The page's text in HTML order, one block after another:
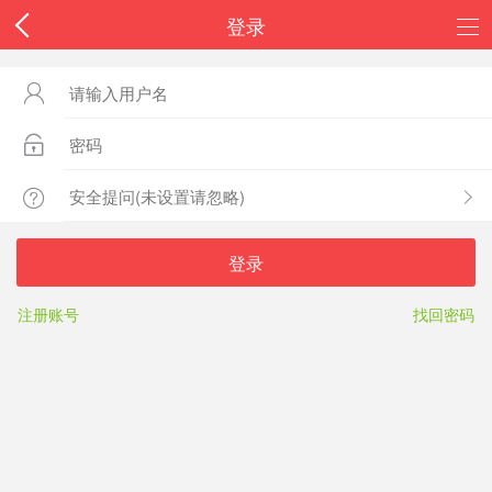
登录



登录
注册账号 找回密码